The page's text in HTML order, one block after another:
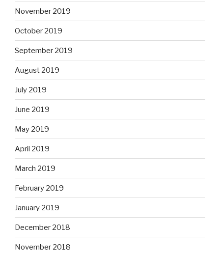
November 2019
October 2019
September 2019
August 2019
July 2019
June 2019
May 2019
April 2019
March 2019
February 2019
January 2019
December 2018
November 2018